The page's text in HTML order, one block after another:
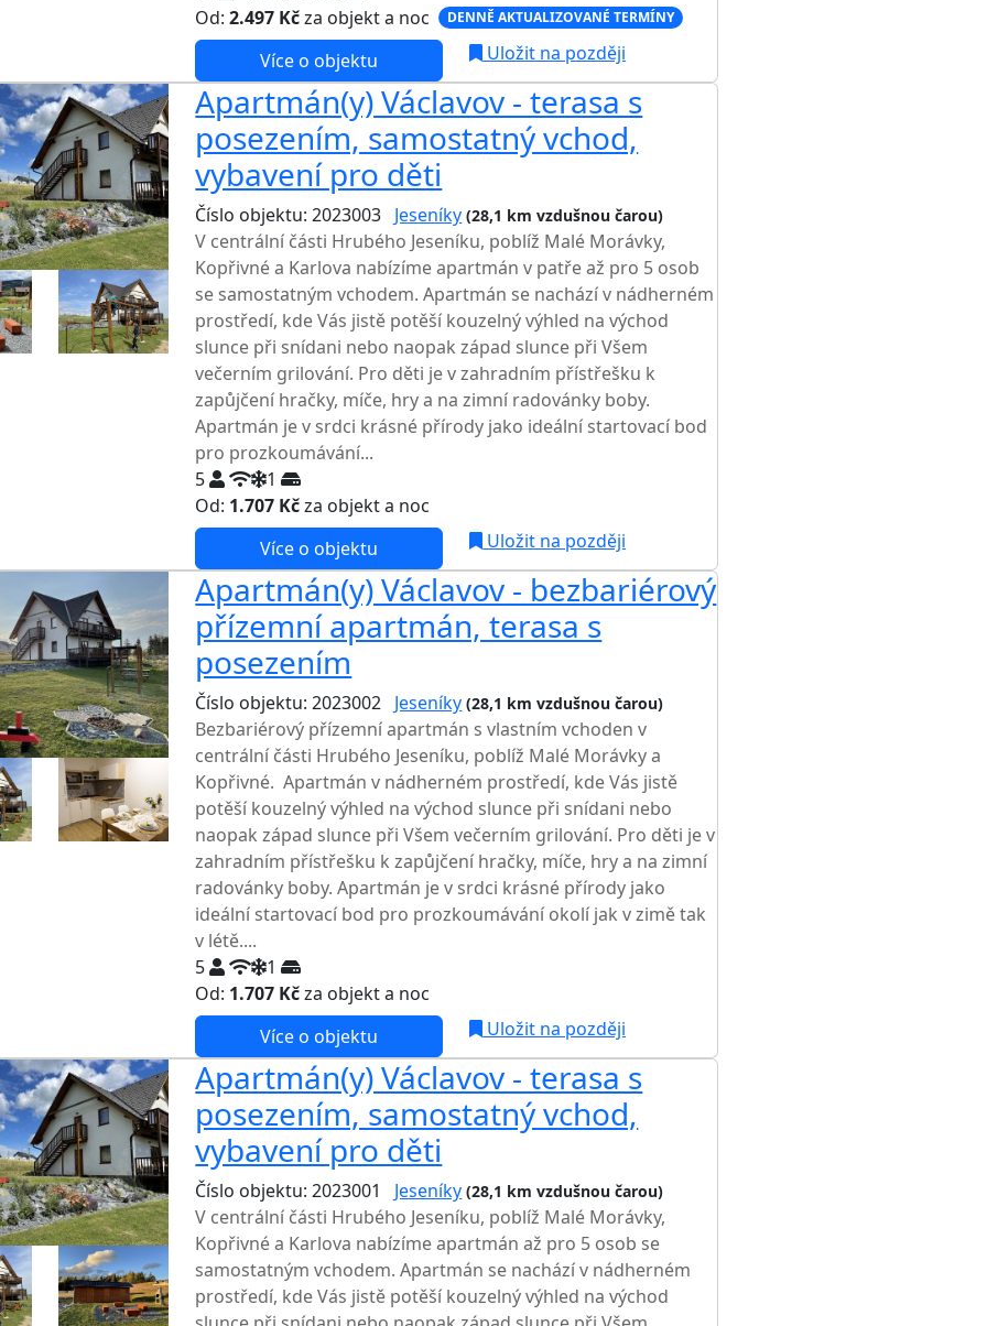
Od:2.497 Kčza objekt a noc DENNĚ AKTUALIZOVANÉ TERMÍNY
Více o objektu Uložit na později
Apartmán(y) Václavov - terasa s
posezením, samostatný vchod,
vybavení pro děti
Číslo objektu: 2023003 Jeseníky (28,1 km vzdušnou čarou)
V centrální části Hrubého Jeseníku, poblíž Malé Morávky,
Kopřivné a Karlova nabízíme apartmán v patře až pro 5 osob
se samostatným vchodem. Apartmán se nachází v nádherném
prostředí, kde Vás jistě potěší kouzelný výhled na východ
slunce při snídani nebo naopak západ slunce při Všem
večerním grilování. Pro děti je v zahradním přístřešku k
zapůjčení hračky, míče, hry a na zimní radovánky boby.
Apartmán je v srdci krásné přírody jako ideální startovací bod
pro prozkoumávání...
5
1
Od: 1.707 Kčza objekt a noc
Více o objektu Uložit na později
Apartmán(y) Václavov - bezbariérový
přízemní apartmán, terasa s
posezením
Číslo objektu: 2023002 Jeseníky (28,1 km vzdušnou čarou)
Bezbariérový přízemní apartmán s vlastním vchoden v
centrální části Hrubého Jeseníku, poblíž Malé Morávky a
Kopřivné. Apartmán v nádherném prostředí, kde Vás jistě
potěší kouzelný výhled na východ slunce při snídani nebo
naopak západ slunce při Všem večerním grilování. Pro děti je v
zahradním přístřešku k zapůjčení hračky, míče, hry a na zimní
radovánky boby. Apartmán je v srdci krásné přírody jako
ideální startovací bod pro prozkoumávání okolí jak v zimě tak
v létě....
5
1
Od: 1.707 Kčza objekt a noc
Více o objektu Uložit na později
Apartmán(y) Václavov - terasa s
posezením, samostatný vchod,
vybavení pro děti
Číslo objektu: 2023001 Jeseníky (28,1 km vzdušnou čarou)
V centrální části Hrubého Jeseníku, poblíž Malé Morávky,
Kopřivné a Karlova nabízíme apartmán až pro 5 osob se
samostatným vchodem. Apartmán se nachází v nádherném
prostředí, kde Vás jistě potěší kouzelný výhled na východ